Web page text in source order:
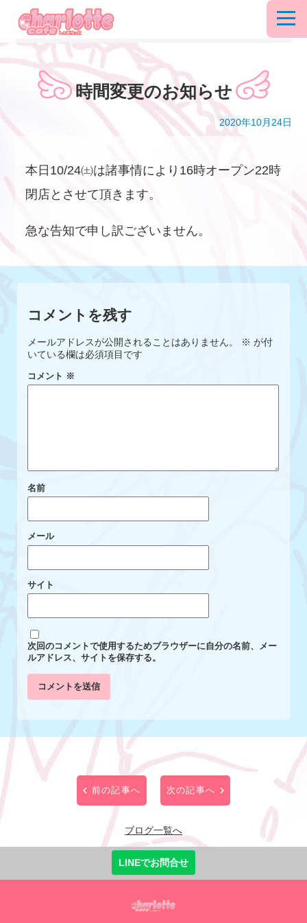
時間変更のお知らせ
2020年10月24日
本日10/24㈯は諸事情により16時オープン22時
閉店とさせて頂きます。
急な告知で申し訳ございません。
コメントを残す
メールアドレスが公開されることはありません。 ※ が付
いている欄は必須項目です
コメント ※
名前
メール
サイト
次回のコメントで使用するためブラウザーに自分の名前、メー
ルアドレス、サイトを保存する。
前の記事へ 次の記事へ
ブログ一覧へ
LINEでお問合せ